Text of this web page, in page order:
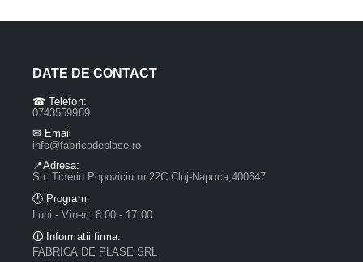
DATE DE CONTACT
☎ Telefon:
0743559989
✉ Email
info@fabricadeplase.ro
📍Adresa:
Str. Tiberiu Popoviciu nr.22C Cluj-Napoca,400647
🕐 Program
Luni - Vineri: 8:00 - 17:00
🛈 Informatii firma:
FABRICA DE PLASE SRL